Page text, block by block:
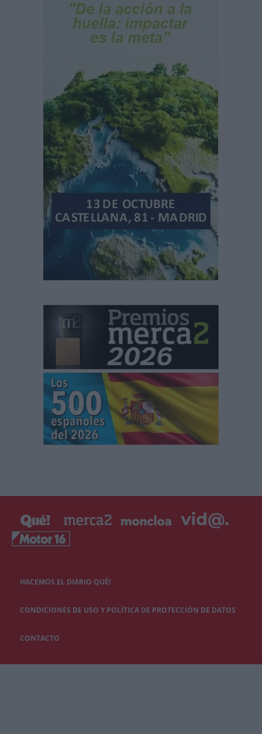
HACEMOS EL DIARIO QUÉ!
CONDICIONES DE USO Y POLÍTICA DE PROTECCIÓN DE DATOS
CONTACTO